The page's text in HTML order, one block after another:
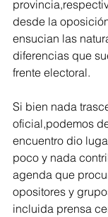
desde la
ensucian las
diferencias que
frente electoral.
Si bien nada
oficial,podemos
encuentro dio
poco y nada
agenda que
opositores y
incluida prensa